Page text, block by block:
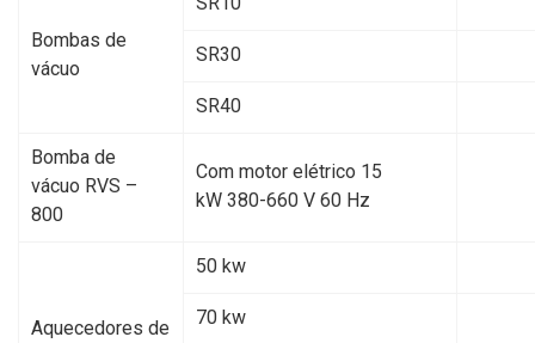
Bombas de
vácuo
SR30
SR40
Bomba de
vácuo RVS –
800
Com motor elétrico 15
kW 380-660 V 60 Hz
Aquecedores de
50 kw
70 kw